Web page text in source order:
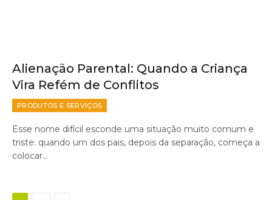
Alienação Parental: Quando a Criança
Vira Refém de Conflitos
PRODUTOS E SERVIÇOS
Esse nome difícil esconde uma situação muito comum e
triste: quando um dos pais, depois da separação, começa a
colocar…